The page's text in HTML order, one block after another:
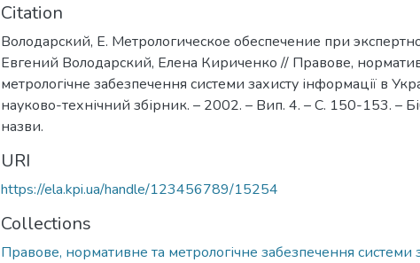
Citation
Володарский, Е. Метрологическое обеспечение при
Евгений Володарский, Елена Кириченко // Правове,
метрологічне забезпечення системи захисту інформації в
науково-технічний збірник. – 2002. – Вип. 4. – С. 150-153. –
назви.
URI
https://ela.kpi.ua/handle/123456789/15254
Collections
Правове, нормативне та метрологічне забезпечення системи